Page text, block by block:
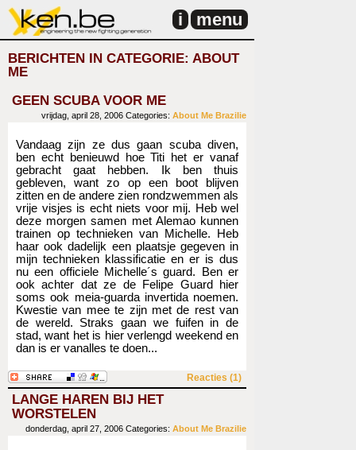
i menu
BERICHTEN IN CATEGORIE: ABOUT
ME
GEEN SCUBA VOOR ME
vrijdag, april 28, 2006 Categories: About Me Brazilie
Vandaag zijn ze dus gaan scuba diven,
ben echt benieuwd hoe Titi het er vanaf
gebracht gaat hebben. Ik ben thuis
gebleven, want zo op een boot blijven
zitten en de andere zien rondzwemmen als
vrije visjes is echt niets voor mij. Heb wel
deze morgen samen met Alemao kunnen
trainen op technieken van Michelle. Heb
haar ook dadelijk een plaatsje gegeven in
mijn technieken klassificatie en er is dus
nu een officiele Michelle´s guard. Ben er
ook achter dat ze de Felipe Guard hier
soms ook meia-guarda invertida noemen.
Kwestie van mee te zijn met de rest van
de wereld. Straks gaan we fuifen in de
stad, want het is hier verlengd weekend en
dan is er vanalles te doen...
Reacties (1)
LANGE HAREN BIJ HET
WORSTELEN
donderdag, april 27, 2006 Categories: About Me Brazilie